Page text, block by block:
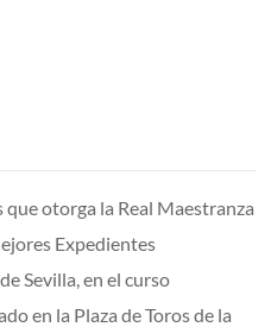
otorga la Real Maestranza
Expedientes
Sevilla, en el curso
en la Plaza de Toros de la